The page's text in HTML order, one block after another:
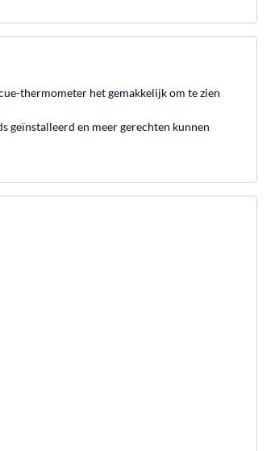
thermometer het gemakkelijk om te zien
geïnstalleerd en meer gerechten kunnen